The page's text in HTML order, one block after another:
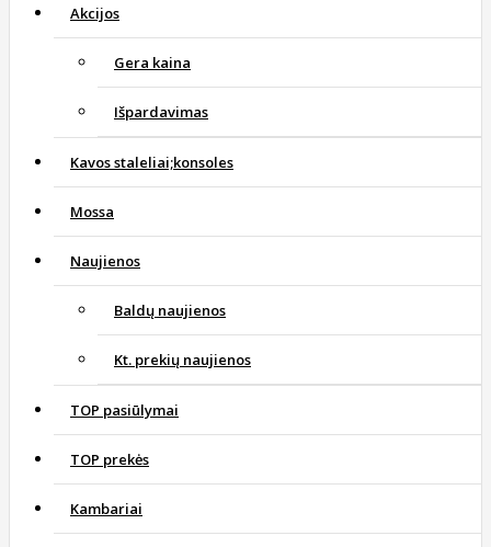
Akcijos
Gera kaina
Išpardavimas
Kavos staleliai;konsoles
Mossa
Naujienos
Baldų naujienos
Kt. prekių naujienos
TOP pasiūlymai
TOP prekės
Kambariai